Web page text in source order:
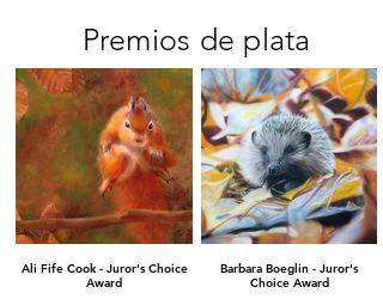
Premios de plata
Ali Fife Cook - Juror's Choice
Award
Barbara Boeglin - Juror's
Choice Award